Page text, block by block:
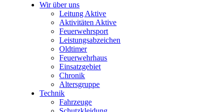
Wir über uns
Leitung Aktive
Aktivitäten Aktive
Feuerwehrsport
Leistungsabzeichen
Oldtimer
Feuerwehrhaus
Einsatzgebiet
Chronik
Altersgruppe
Technik
Fahrzeuge